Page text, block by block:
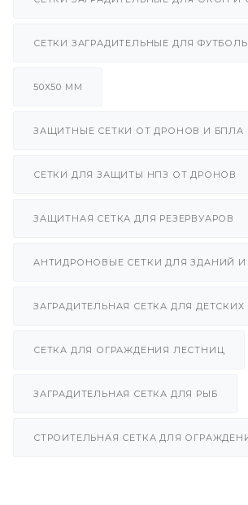
СЕТКИ ЗАГРАДИТЕЛЬНЫЕ ДЛЯ
50Х50 ММ
ЗАЩИТНЫЕ СЕТКИ ОТ ДРОНОВ И БПЛА
СЕТКИ ДЛЯ ЗАЩИТЫ НПЗ ОТ ДРОНОВ
ЗАЩИТНАЯ СЕТКА ДЛЯ РЕЗЕРВУАРОВ
АНТИДРОНОВЫЕ СЕТКИ ДЛЯ ЗДАНИЙ
ЗАГРАДИТЕЛЬНАЯ СЕТКА ДЛЯ
СЕТКА ДЛЯ ОГРАЖДЕНИЯ ЛЕСТНИЦ
ЗАГРАДИТЕЛЬНАЯ СЕТКА ДЛЯ РЫБ
СТРОИТЕЛЬНАЯ СЕТКА ДЛЯ